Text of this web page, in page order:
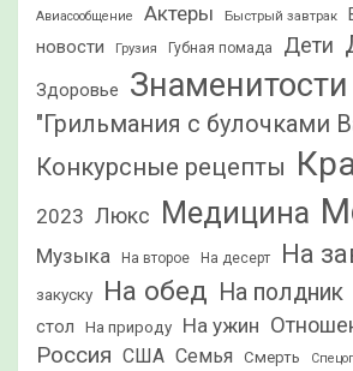
Авиасообщение Актеры Быстрый завтрак
новости
Грузия Губная помада Дети
Здоровье Знаменитости
"Грильмания с булочками
Конкурсные рецепты
2023 Люкс Медицина
Музыка На второе На десерт На
закуску На обед На полдник
стол
На природу На ужин
Россия США Семья Смерть